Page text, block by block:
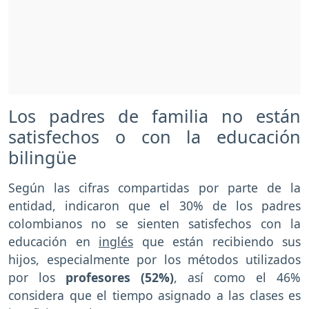
Los padres de familia no están
satisfechos o con la educación
bilingüe
Según las cifras compartidas por parte de la
entidad, indicaron que el 30% de los padres
colombianos no se sienten satisfechos con la
educación en inglés que están recibiendo sus
hijos, especialmente por los métodos utilizados
por los profesores (52%), así como el 46%
considera que el tiempo asignado a las clases es